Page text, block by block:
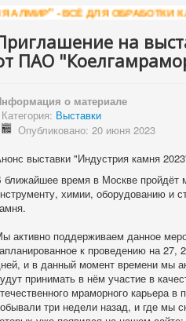
ДЛЯ ОБРАБОТКИ КАМНЯ
на
ПАО
о материале
Категория: Выставки
Опубликовано: 20 июня 2023
выставки "Индустрия камня
ближайшее время в Москве пройдёт
химии, оборудованию и
активно поддерживаем данное
к проведению на 27,
и в данный момент времени мы
принимать в нём участие в
мраморного карьера
три недели назад, и где мы